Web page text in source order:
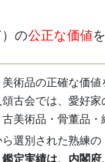
の公正な価値
術品の正確な価
古会では、愛好
美術品・骨董品・
選別された熟練
鑑定実績は、内閣